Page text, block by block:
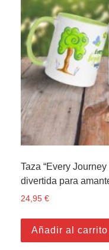
Taza “Every
divertida para
24,95€
Añadir al carrito